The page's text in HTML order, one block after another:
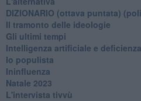
​DIZIONARIO (ottava puntata)
Il tramonto delle ideologie
Gli ultimi tempi
Intelligenza artificiale e
Io populista
Ininfluenza
Natale 2023
L'intervista tivvù